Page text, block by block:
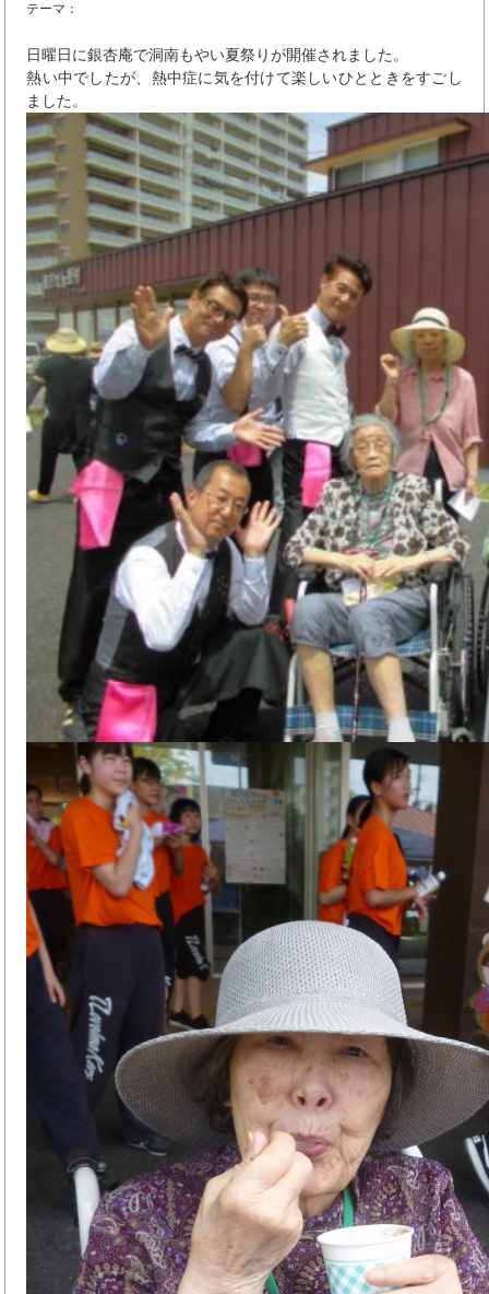
テーマ：
日曜日に銀杏庵で洞南もやい夏祭りが開催されました。
熱い中でしたが、熱中症に気を付けて楽しいひとときをすごし
ました。